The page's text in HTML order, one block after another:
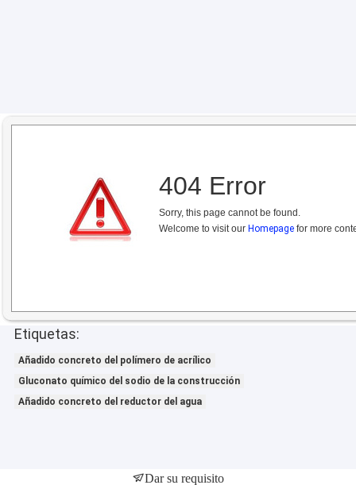
404 Error
Sorry, this page cannot be found.
Welcome to visit our Homepage for more
Etiquetas:
Añadido concreto del polímero de acrílico
Gluconato químico del sodio de la construcción
Añadido concreto del reductor del agua
Dar su requisito